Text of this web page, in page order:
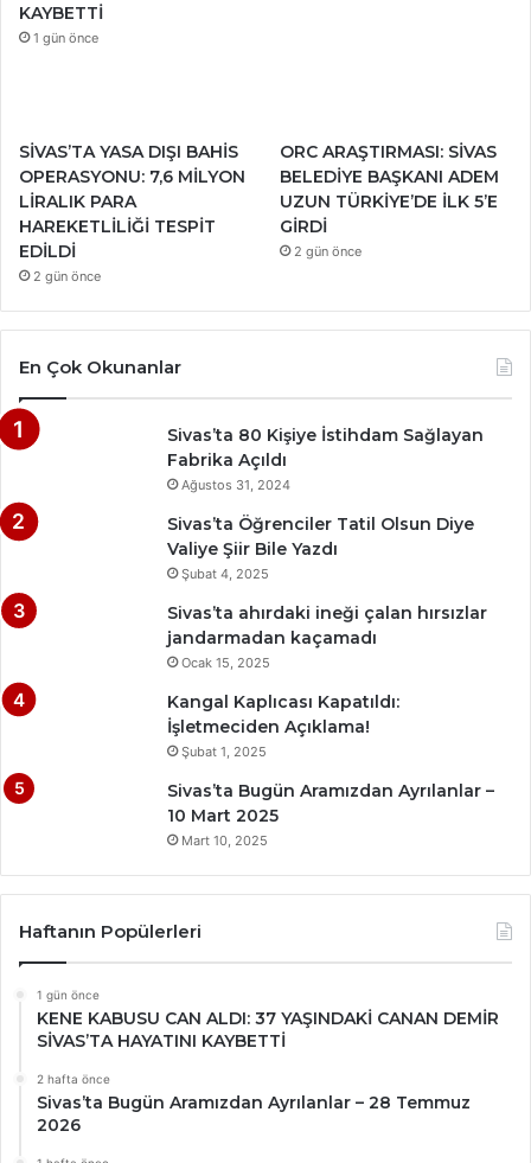
KAYBETTİ
1 gün önce
SİVAS’TA YASA DIŞI BAHİS
OPERASYONU: 7,6 MİLYON
LİRALIK PARA
HAREKETLİLİĞİ TESPİT
EDİLDİ
2 gün önce
ORC ARAŞTIRMASI: SİVAS
BELEDİYE BAŞKANI ADEM
UZUN TÜRKİYE’DE İLK 5’E
GİRDİ
2 gün önce
En Çok Okunanlar
Sivas’ta 80 Kişiye İstihdam Sağlayan
Fabrika Açıldı
Ağustos 31, 2024
Sivas’ta Öğrenciler Tatil Olsun Diye
Valiye Şiir Bile Yazdı
Şubat 4, 2025
Sivas’ta ahırdaki ineği çalan hırsızlar
jandarmadan kaçamadı
Ocak 15, 2025
Kangal Kaplıcası Kapatıldı:
İşletmeciden Açıklama!
Şubat 1, 2025
Sivas’ta Bugün Aramızdan Ayrılanlar –
10 Mart 2025
Mart 10, 2025
Haftanın Popülerleri
1 gün önce
KENE KABUSU CAN ALDI: 37 YAŞINDAKİ CANAN DEMİR
SİVAS’TA HAYATINI KAYBETTİ
2 hafta önce
Sivas’ta Bugün Aramızdan Ayrılanlar – 28 Temmuz
2026